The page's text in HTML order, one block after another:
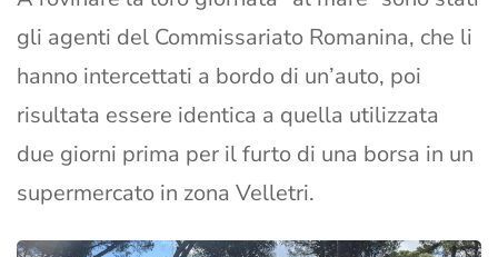
gli agenti del Commissariato Romanina, che li
hanno intercettati a bordo di un’auto, poi
risultata essere identica a quella utilizzata
due giorni prima per il furto di una borsa in un
supermercato in zona Velletri.